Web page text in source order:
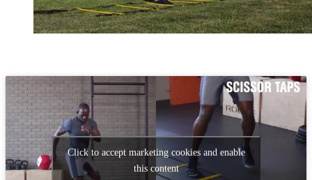
Click to accept marketing cookies and enable
this content